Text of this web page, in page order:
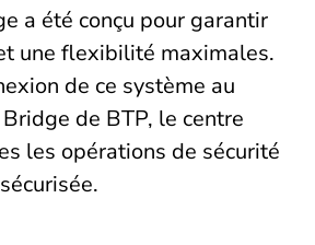
a été conçu pour garantir
une flexibilité maximales.
de ce système au
de BTP, le centre
les opérations de sécurité